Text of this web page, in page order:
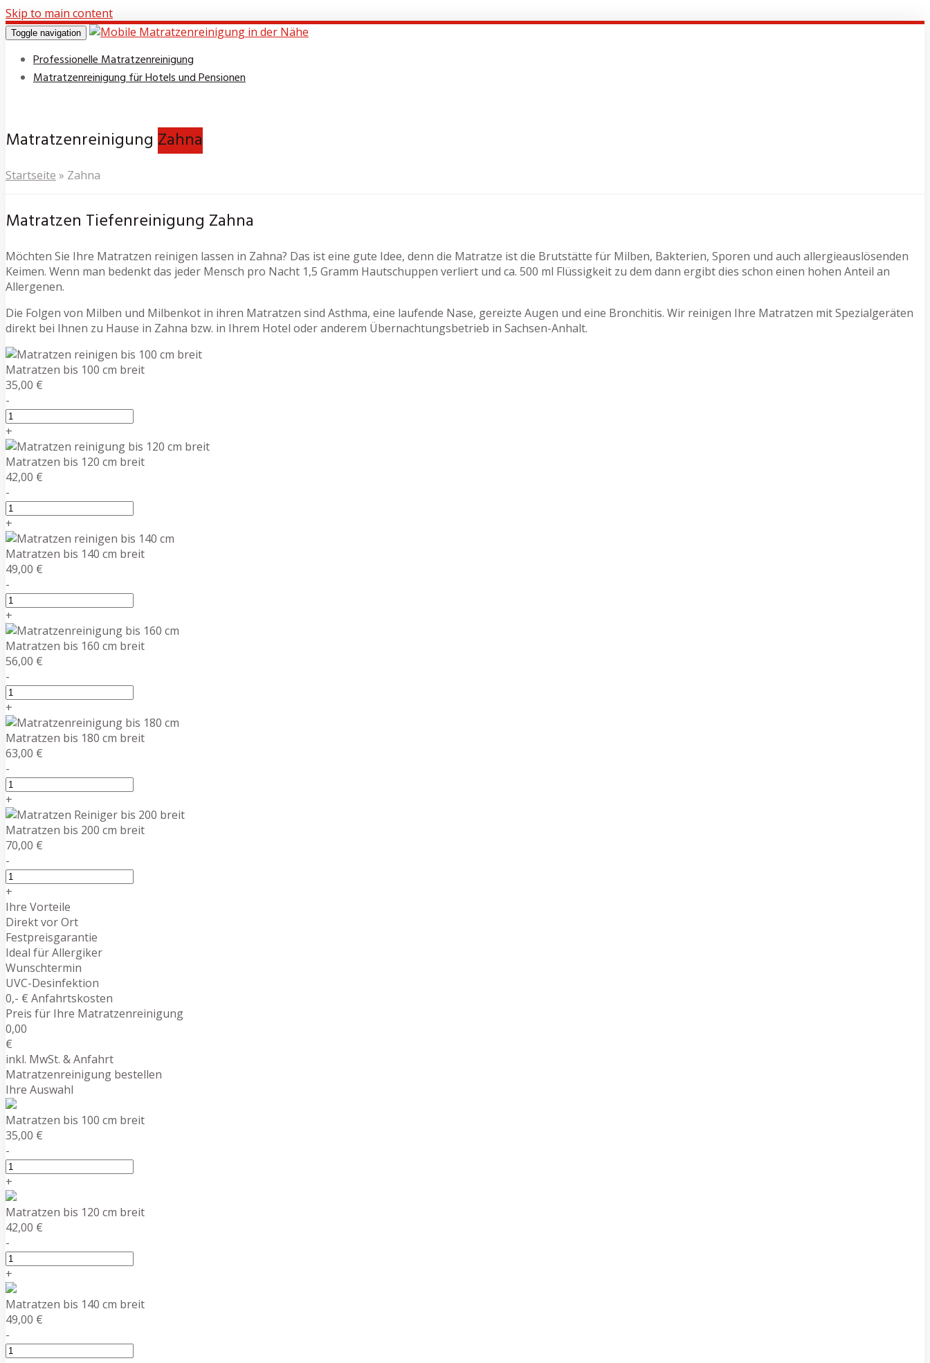
Skip to main content
Toggle navigation
Professionelle Matratzenreinigung
Matratzenreinigung für Hotels und Pensionen
Matratzenreinigung Zahna
Startseite » Zahna
Matratzen Tiefenreinigung Zahna
Möchten Sie Ihre Matratzen reinigen lassen in Zahna? Das ist eine gute Idee, denn die Matratze ist die Brutstätte für Milben, Bakterien, Sporen und auch allergieauslösenden
Keimen. Wenn man bedenkt das jeder Mensch pro Nacht 1,5 Gramm Hautschuppen verliert und ca. 500 ml Flüssigkeit zu dem dann ergibt dies schon einen hohen Anteil an
Allergenen.
Die Folgen von Milben und Milbenkot in ihren Matratzen sind Asthma, eine laufende Nase, gereizte Augen und eine Bronchitis. Wir reinigen Ihre Matratzen mit Spezialgeräten
direkt bei Ihnen zu Hause in Zahna bzw. in Ihrem Hotel oder anderem Übernachtungsbetrieb in Sachsen-Anhalt.
Matratzen bis 100 cm breit
35,00 €
-
+
Matratzen bis 120 cm breit
42,00 €
-
+
Matratzen bis 140 cm breit
49,00 €
-
+
Matratzen bis 160 cm breit
56,00 €
-
+
Matratzen bis 180 cm breit
63,00 €
-
+
Matratzen bis 200 cm breit
70,00 €
-
+
Ihre Vorteile
Direkt vor Ort
Festpreisgarantie
Ideal für Allergiker
Wunschtermin
UVC-Desinfektion
0,- € Anfahrtskosten
Preis für Ihre Matratzenreinigung
0,00
€
inkl. MwSt. & Anfahrt
Matratzenreinigung bestellen
Ihre Auswahl
Matratzen bis 100 cm breit
35,00 €
-
+
Matratzen bis 120 cm breit
42,00 €
-
+
Matratzen bis 140 cm breit
49,00 €
-